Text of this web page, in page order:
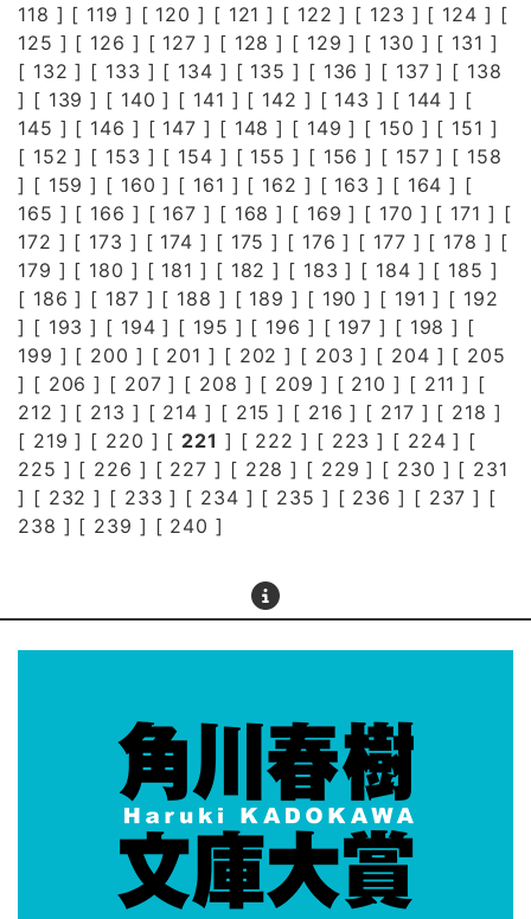
118 ] [ 119 ] [ 120 ] [ 121 ] [ 122 ] [ 123 ] [ 124 ] [
125 ] [ 126 ] [ 127 ] [ 128 ] [ 129 ] [ 130 ] [ 131 ]
[ 132 ] [ 133 ] [ 134 ] [ 135 ] [ 136 ] [ 137 ] [ 138
] [ 139 ] [ 140 ] [ 141 ] [ 142 ] [ 143 ] [ 144 ] [
145 ] [ 146 ] [ 147 ] [ 148 ] [ 149 ] [ 150 ] [ 151 ]
[ 152 ] [ 153 ] [ 154 ] [ 155 ] [ 156 ] [ 157 ] [ 158
] [ 159 ] [ 160 ] [ 161 ] [ 162 ] [ 163 ] [ 164 ] [
165 ] [ 166 ] [ 167 ] [ 168 ] [ 169 ] [ 170 ] [ 171 ] [
172 ] [ 173 ] [ 174 ] [ 175 ] [ 176 ] [ 177 ] [ 178 ] [
179 ] [ 180 ] [ 181 ] [ 182 ] [ 183 ] [ 184 ] [ 185 ]
[ 186 ] [ 187 ] [ 188 ] [ 189 ] [ 190 ] [ 191 ] [ 192
] [ 193 ] [ 194 ] [ 195 ] [ 196 ] [ 197 ] [ 198 ] [
199 ] [ 200 ] [ 201 ] [ 202 ] [ 203 ] [ 204 ] [ 205
] [ 206 ] [ 207 ] [ 208 ] [ 209 ] [ 210 ] [ 211 ] [
212 ] [ 213 ] [ 214 ] [ 215 ] [ 216 ] [ 217 ] [ 218 ]
[ 219 ] [ 220 ] [ 221 ] [ 222 ] [ 223 ] [ 224 ] [
225 ] [ 226 ] [ 227 ] [ 228 ] [ 229 ] [ 230 ] [ 231
] [ 232 ] [ 233 ] [ 234 ] [ 235 ] [ 236 ] [ 237 ] [
238 ] [ 239 ] [ 240 ]